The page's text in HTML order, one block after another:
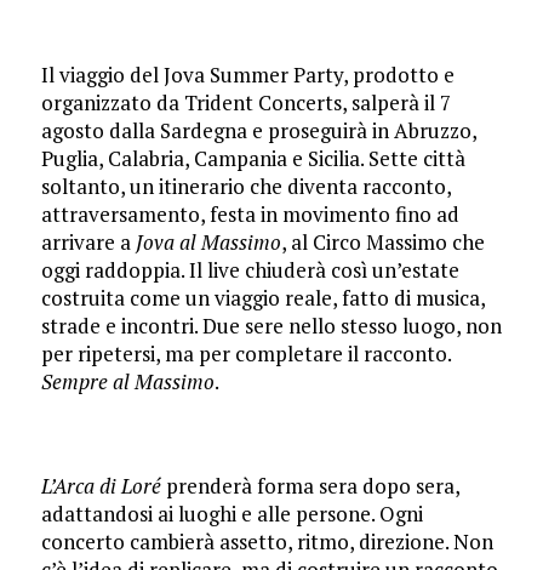
Il viaggio del Jova Summer Party, prodotto e
organizzato da Trident Concerts, salperà il 7
agosto dalla Sardegna e proseguirà in Abruzzo,
Puglia, Calabria, Campania e Sicilia. Sette città
soltanto, un itinerario che diventa racconto,
attraversamento, festa in movimento fino ad
arrivare a Jova al Massimo, al Circo Massimo che
oggi raddoppia. Il live chiuderà così un’estate
costruita come un viaggio reale, fatto di musica,
strade e incontri. Due sere nello stesso luogo, non
per ripetersi, ma per completare il racconto.
Sempre al Massimo.
L’Arca di Loré prenderà forma sera dopo sera,
adattandosi ai luoghi e alle persone. Ogni
concerto cambierà assetto, ritmo, direzione. Non